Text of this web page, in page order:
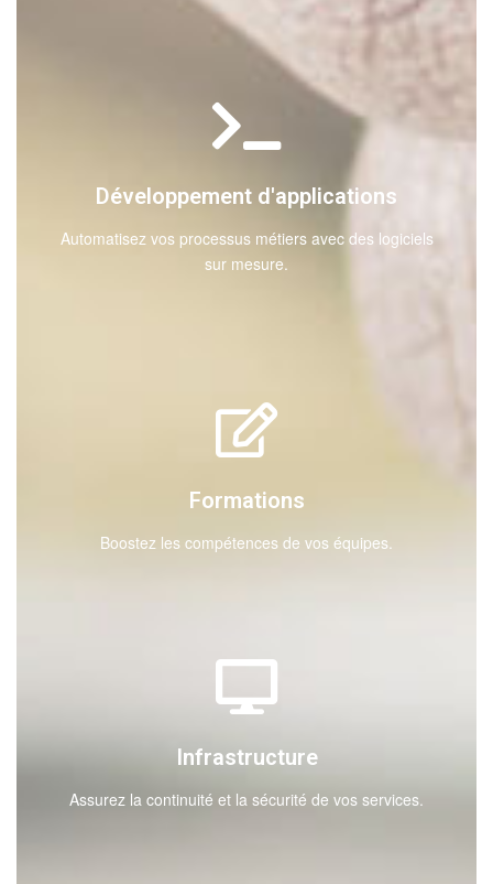
Développement d'applications
Automatisez vos processus métiers avec des logiciels
sur mesure.
Formations
Boostez les compétences de vos équipes.
Infrastructure
Assurez la continuité et la sécurité de vos services.